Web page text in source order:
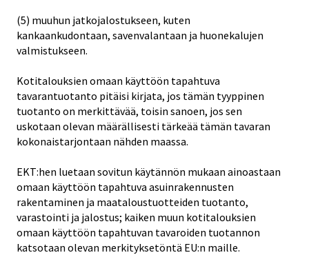
(5) muuhun jatkojalostukseen, kuten
kankaankudontaan, savenvalantaan ja huonekalujen
valmistukseen.
Kotitalouksien omaan käyttöön tapahtuva
tavarantuotanto pitäisi kirjata, jos tämän tyyppinen
tuotanto on merkittävää, toisin sanoen, jos sen
uskotaan olevan määrällisesti tärkeää tämän tavaran
kokonaistarjontaan nähden maassa.
EKT:hen luetaan sovitun käytännön mukaan ainoastaan
omaan käyttöön tapahtuva asuinrakennusten
rakentaminen ja maataloustuotteiden tuotanto,
varastointi ja jalostus; kaiken muun kotitalouksien
omaan käyttöön tapahtuvan tavaroiden tuotannon
katsotaan olevan merkityksetöntä EU:n maille.